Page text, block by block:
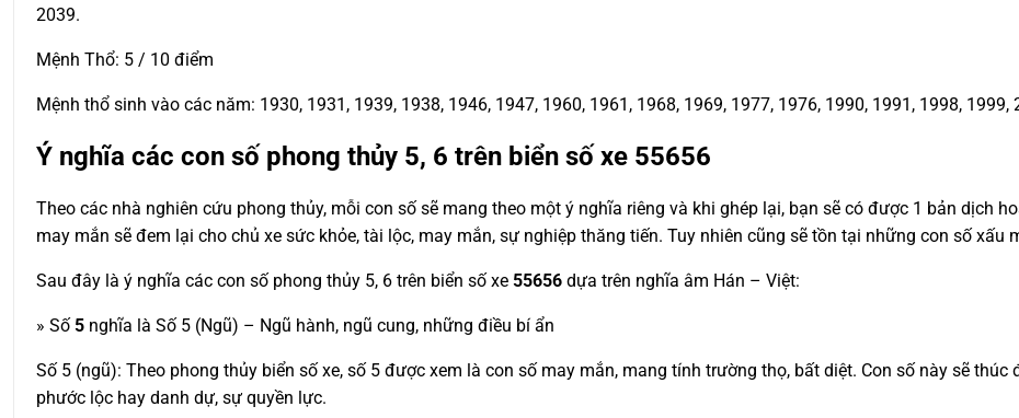
2039.
Mệnh Thổ: 5 / 10 điểm
Mệnh thổ sinh vào các năm: 1930, 1931, 1939, 1938, 1946, 1947, 1960, 1961, 1968, 1969, 1977, 1976, 1990, 1991, 1998,
Ý nghĩa các con số phong thủy 5, 6 trên biển số xe 55656
Theo các nhà nghiên cứu phong thủy, mỗi con số sẽ mang theo một ý nghĩa riêng và khi ghép lại, bạn sẽ có được 1 bản dịch
may mắn sẽ đem lại cho chủ xe sức khỏe, tài lộc, may mắn, sự nghiệp thăng tiến. Tuy nhiên cũng sẽ tồn tại những con số xấu
Sau đây là ý nghĩa các con số phong thủy 5, 6 trên biển số xe 55656 dựa trên nghĩa âm Hán – Việt:
» Số 5 nghĩa là Số 5 (Ngũ) – Ngũ hành, ngũ cung, những điều bí ẩn
Số 5 (ngũ): Theo phong thủy biển số xe, số 5 được xem là con số may mắn, mang tính trường thọ, bất diệt. Con số này sẽ
phước lộc hay danh dự, sự quyền lực.